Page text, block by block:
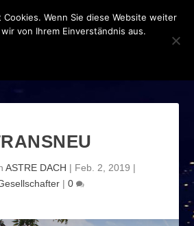
ASTRE DACH | Feb. 2, 2019 |
| 0
Wenn Sie diese Website weiter
von Ihrem Einverständnis aus.